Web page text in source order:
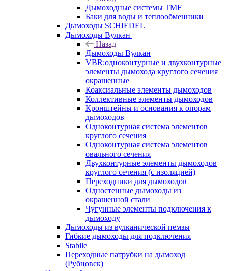
Дымоходные системы TMF
Баки для воды и теплообменники
Дымоходы SCHIEDEL
Дымоходы Вулкан
Назад
Дымоходы Вулкан
VBR:одноконтурные и двухконтурные
элементы дымохода круглого сечения
окрашенные
Коаксиальные элементы дымоходов
Коллективные элементы дымоходов
Кронштейны и основания к опорам
дымоходов
Одноконтурная система элементов
круглого сечения
Одноконтурная система элементов
овального сечения
Двухконтурные элементы дымоходов
круглого сечения (с изоляцией)
Переходники для дымоходов
Одностенные дымоходы из
окрашенной стали
Чугунные элементы подключения к
дымоходу
Дымоходы из вулканической пемзы
Гибкие дымоходы для подключения
Stabile
Переходные патрубки на дымоход
(Рубцовск)